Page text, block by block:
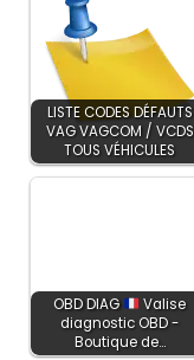
LISTE CODES DÉFAUTS
VAG VAGCOM / VCDS
TOUS VÉHICULES
OBD DIAG
Valise
diagnostic OBD -
Boutique de…